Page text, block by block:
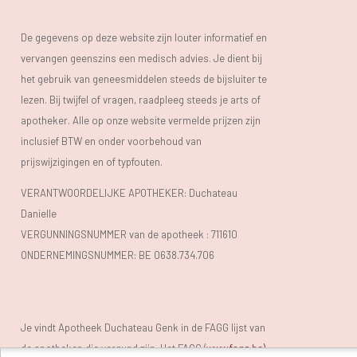
gestopt bent met roken.
Voeding. Er zou volgens onderzoek een verband zijn
tussen maculadegeneratie eneen gebrek aan
antioxidanten in de voeding
. Ons lichaam heeft voor
zuurstof verbruiken worden er ook vrije radicalen
onschuldige stoffen! Vrije radicalen brengen schade
aan op verschillende plaatsen in het lichaam,
waaronder de macula. Antioxidanten beschermen ons
rest moet uit de voeding komen. Voor onze ogen zijn
De gegevens op deze website zijn louter informatief en
vervangen geenszins een medisch advies. Je dient bij
het gebruik van geneesmiddelen steeds de bijsluiter te
lezen. Bij twijfel of vragen, raadpleeg steeds je arts of
apotheker. Alle op onze website vermelde prijzen zijn
inclusief BTW en onder voorbehoud van
prijswijzigingen en of typfouten.
VERANTWOORDELIJKE APOTHEKER: Duchateau
Danielle
VERGUNNINGSNUMMER van de apotheek : 711610
ONDERNEMINGSNUMMER: BE 0638.734.706
Je vindt Apotheek Duchateau Genk in de FAGG lijst van
de apotheken die vergund zijn. Het FAGG (www.fagg.be)